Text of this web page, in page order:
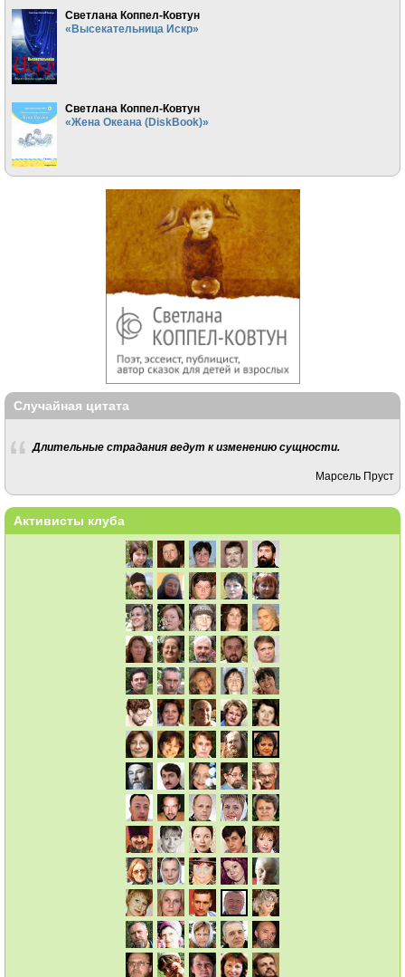
Светлана Коппел-Ковтун
«Высекательница Искр»
Светлана Коппел-Ковтун
«Жена Океана (DiskBook)»
Случайная цитата
Длительные страдания ведут к изменению сущности.
Марсель Пруст
Активисты клуба